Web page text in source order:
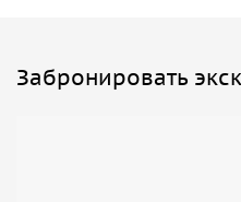
Забронировать